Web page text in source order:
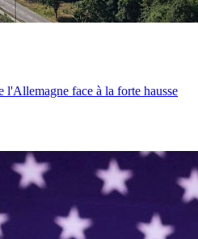
l'Allemagne face à la forte hausse